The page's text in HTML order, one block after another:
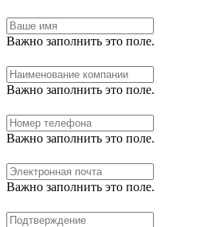
Важно заполнить это поле.
Важно заполнить это поле.
Важно заполнить это поле.
Важно заполнить это поле.